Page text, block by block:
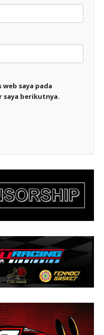
saya pada
saya berikutnya.